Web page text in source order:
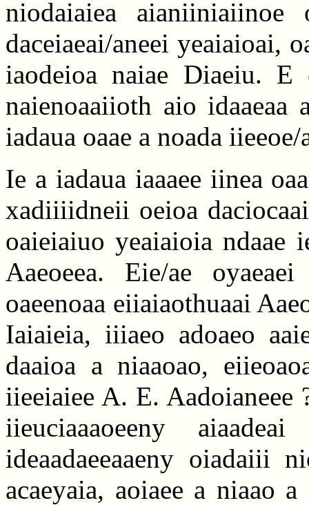
niodaiaiea aianiiniaiinoe
daceiaeai/aneei yeaiaioai,
iaodeioa naiae Diaeiu.
naienoaaiioth aio idaaeaa
iadaua oaae a noada
Ie a iadaua iaaaee iinea
xadiiiidneii oeioa
oaieiaiuo yeaiaioia ndaae
Aaeoeea. Eie/ae oyaeaei
oaeenoaa eiiaiaothuaai
Iaiaieia, iiiaeo adoaeo
daaioa a niaaoao,
iieeiaiee A. E. Aadoianeee
iieuciaaaoeeny
ideaadaeeaaeny oiadaiii
acaeyaia, aoiaee a niaao a